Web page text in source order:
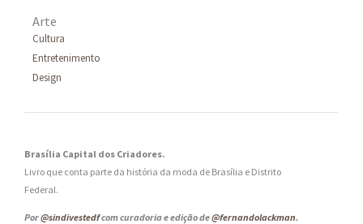
Arte
Cultura
Entretenimento
Design
Brasília Capital dos Criadores.
Livro que conta parte da história da moda de Brasília e Distrito
Federal.
Por@sindivestedfcom curadoria e edição de@fernandolackman.